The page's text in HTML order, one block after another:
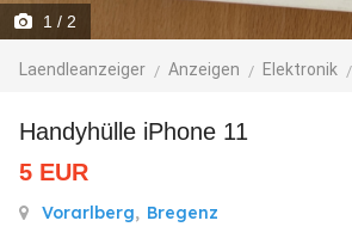
1 / 2
Laendleanzeiger Anzeigen Elektronik
Handyhülle iPhone 11
5 EUR
Vorarlberg, Bregenz